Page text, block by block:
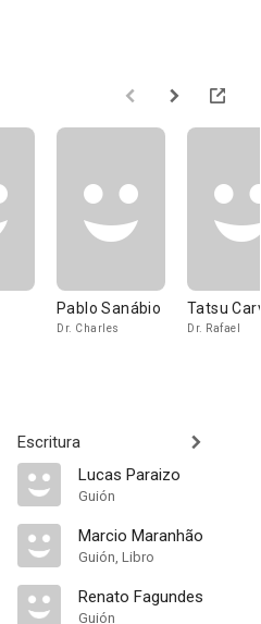
Pablo Sanábio
Dr. Charles
Tatsu
Dr. Rafael
Escritura
Lucas Paraizo
Guión
Marcio Maranhão
Guión, Libro
Renato Fagundes
Guión